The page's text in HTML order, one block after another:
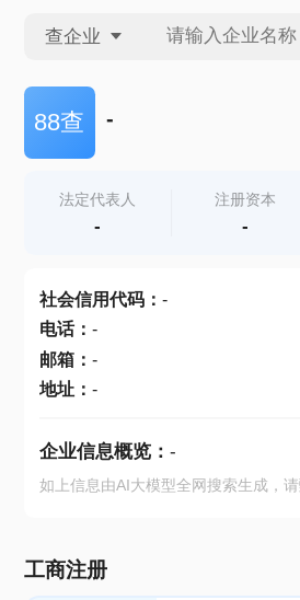
查企业
查企业
查产地
88查 -
法定代表人
-
注册资本
-
社会信用代码： -
电话： -
邮箱： -
地址： -
企业信息概览： -
如上信息由AI大模型全网搜索生成，
工商注册